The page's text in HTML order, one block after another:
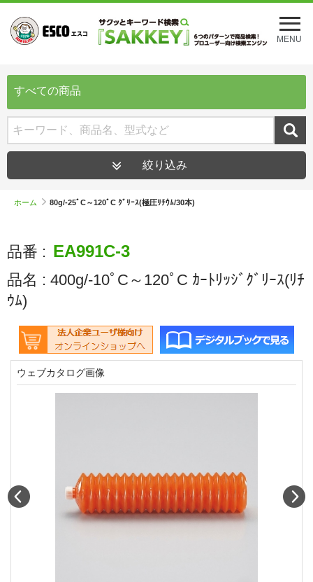
メ
ニ
ュ
を
MENU
すべての商品
絞り込み
ホーム 80g/-25ﾟC～120ﾟC ｸﾞﾘｰｽ(極圧ﾘﾁｳﾑ/30本)
品番 : EA991C-3
品名 : 400g/-10ﾟC～120ﾟC ｶｰﾄﾘｯｼﾞｸﾞﾘｰｽ(ﾘﾁ
ｳﾑ)
ウェブカタログ画像